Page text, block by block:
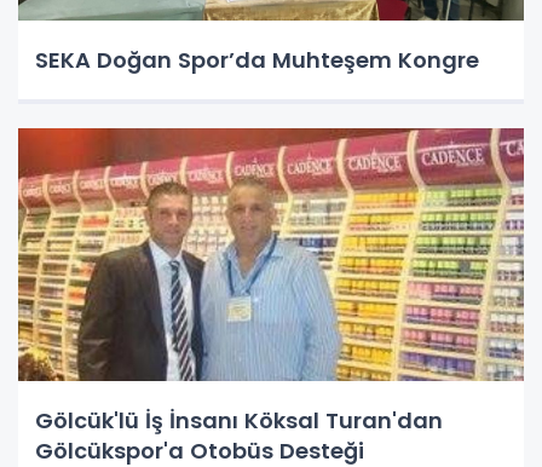
SEKA Doğan Spor’da Muhteşem Kongre
Gölcük'lü İş İnsanı Köksal Turan'dan
Gölcükspor'a Otobüs Desteği